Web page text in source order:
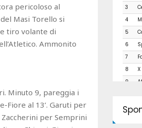
pericoloso al
Masi Torello si
tiro volante di
Ammonito
Minuto 9, pareggia i
Fiore al 13’. Garuti per
per Semprini
3
4
5
6
7
8
9
11